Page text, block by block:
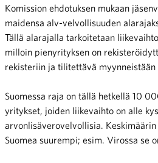
Komission ehdotuksen mukaan
maidensa alv-velvollisuuden
Tällä alarajalla tarkoitetaan
milloin pienyrityksen on
rekisteriin ja tilitettävä myynneistään
Suomessa raja on tällä hetkellä 10
yritykset, joiden liikevaihto on alle
arvonlisäverovelvollisia.
Suomea suurempi; esim. Virossa se